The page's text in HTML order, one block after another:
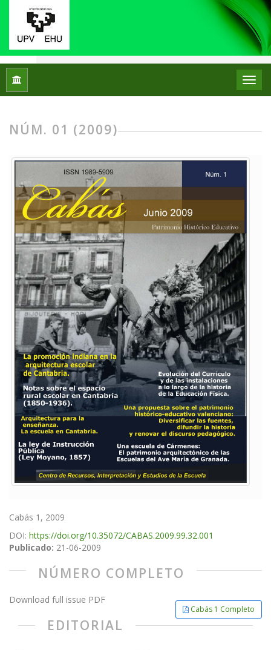
Inicio
NÚM. 01 (2009)
Cabás 1, 2009
DOI: https://doi.org/10.35072/CABAS.2009.99.32.001
Publicado: 21-06-2009
NÚMERO COMPLETO
Download full issue PDF
Cabás 1 Completo
EDITORIAL